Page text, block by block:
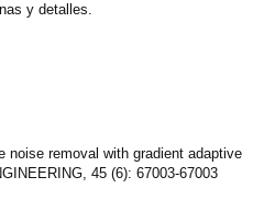
y detalles.
noise removal with gradient adaptive
45 (6): 67003-67003